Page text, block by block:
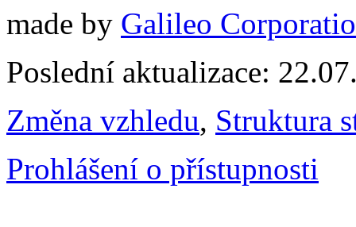
made by Galileo
Poslední aktualizace:
Změna vzhledu, Struktura
Prohlášení o přístupnosti